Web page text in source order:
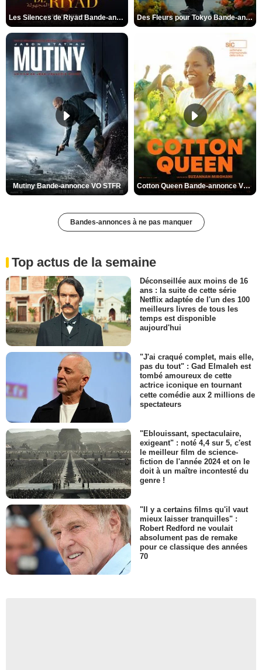
Les Silences de Riyad Bande-annonce VO STFR Des Fleurs pour Tokyo Bande-annonce VO STFR
Mutiny Bande-annonce VO STFR Cotton Queen Bande-annonce VO STFR
Bandes-annonces à ne pas manquer
Top actus de la semaine
Déconseillée aux moins de 16
ans : la suite de cette série
Netflix adaptée de l'un des 100
meilleurs livres de tous les
temps est disponible
aujourd'hui
"J'ai craqué complet, mais elle,
pas du tout" : Gad Elmaleh est
tombé amoureux de cette
actrice iconique en tournant
cette comédie aux 2 millions de
spectateurs
"Eblouissant, spectaculaire,
exigeant" : noté 4,4 sur 5, c'est
le meilleur film de science-
fiction de l'année 2024 et on le
doit à un maître incontesté du
genre !
"Il y a certains films qu'il vaut
mieux laisser tranquilles" :
Robert Redford ne voulait
absolument pas de remake
pour ce classique des années
70